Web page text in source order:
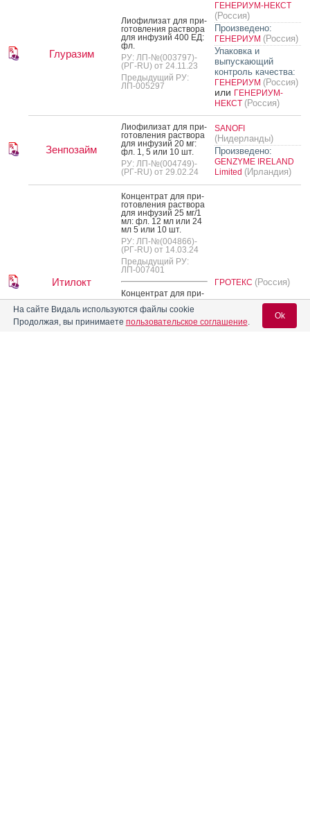
Глуразим
Ли­офи­лизат для при­
готов­ле­ния рас­тво­ра
для ин­фу­зий 400 ЕД:
фл.
РУ: ЛП-№(003797)-
(РГ-RU) от 24.11.23
Предыдущий РУ:
ЛП-005297
ГЕНЕРИУМ-НЕКСТ
(Россия)
Произведено:
ГЕНЕРИУМ (Россия)
Упаковка и
выпускающий
контроль качества:
ГЕНЕРИУМ (Россия)
или ГЕНЕРИУМ-
НЕКСТ (Россия)
Зенпозайм
Ли­офи­лизат для при­
готов­ле­ния рас­тво­ра
для ин­фу­зий 20 мг:
фл. 1, 5 или 10 шт.
РУ: ЛП-№(004749)-
(РГ-RU) от 29.02.24
SANOFI
(Нидерланды)
Произведено:
GENZYME IRELAND
Limited (Ирландия)
Итилокт
Кон­цен­трат для при­
готов­ле­ния рас­тво­ра
для ин­фу­зий 25 мг/1
мл: фл. 12 мл или 24
мл 5 или 10 шт.
РУ: ЛП-№(004866)-
(РГ-RU) от 14.03.24
Предыдущий РУ:
ЛП-007401
Кон­цен­трат для при­
готов­ле­ния рас­тво­ра
для ин­фу­зий 30 мг/1
мл: амп. 10 мл или 20
мл 5 или 10 шт.
ГРОТЕКС (Россия)
На сайте Видаль используются файлы cookie
Продолжая, вы принимаете пользовательское соглашение.
Ok